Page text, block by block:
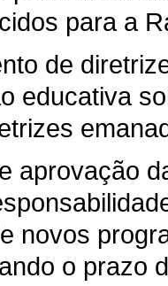
para a
de
educativa
aprovação
novos
o prazo